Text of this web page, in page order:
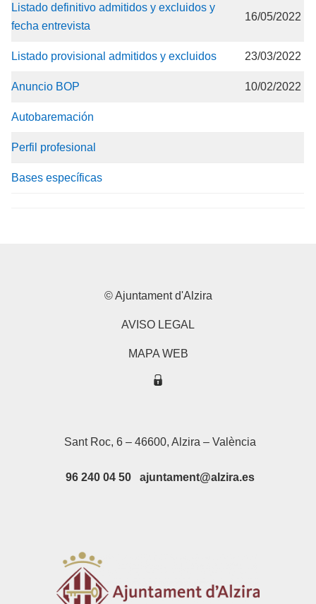
Listado definitivo admitidos y excluidos y
fecha entrevista
16/05/2022
Listado provisional admitidos y excluidos 23/03/2022
Anuncio BOP 10/02/2022
Autobaremación
Perfil profesional
Bases específicas
© Ajuntament d'Alzira
AVISO LEGAL
MAPA WEB
Sant Roc, 6 – 46600, Alzira – València
96 240 04 50 ajuntament@alzira.es